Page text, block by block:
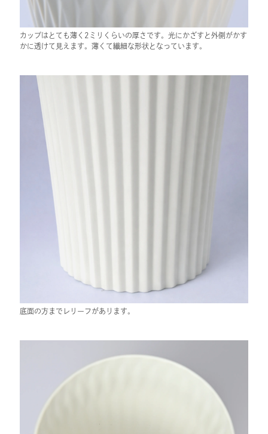
カップはとても薄く2ミリくらいの厚さです。光にかざすと外側がかす
かに透けて見えます。薄くて繊細な形状となっています。
底面の方までレリーフがあります。